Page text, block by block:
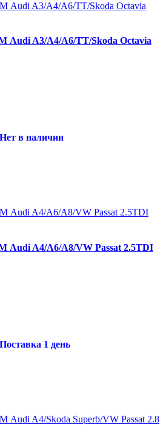
Audi A3/A4/A6/TT/Skoda Octavia
Нет в наличии
Audi A4/A6/A8/VW Passat 2.5TDI
Поставка 1 день